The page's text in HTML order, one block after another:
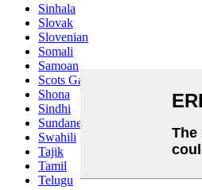
Sinhala
Slovak
Slovenian
Somali
Samoan
Scots Gaelic
Shona
Sindhi
Sundanese
Swahili
Tajik
Tamil
Telugu